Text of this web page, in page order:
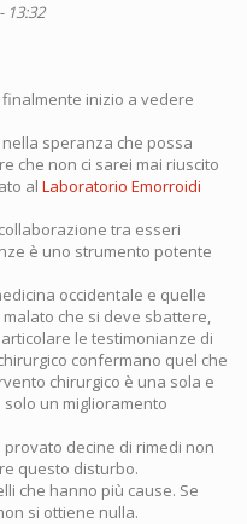
13:32
inizio a vedere
speranza che possa
che non ci sarei mai riuscito
al Laboratorio Emorroidi
tra esseri
è uno strumento potente
occidentale e quelle
malato che si deve sbattere,
le testimonianze di
confermano quel che
chirurgico è una sola e
un miglioramento
decine di rimedi non
questo disturbo.
che hanno più cause. Se
si ottiene nulla.